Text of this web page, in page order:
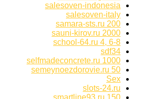
salesoven-indonesia
salesoven-italy
samara-sts.ru 200
sauni-kirov.ru 2000
school-64.ru 4, 6-8
sdf34
selfmadeconcrete.ru 1000
semeynoezdorovie.ru 50
Sex
slots-24.ru
smartline93.ru 150